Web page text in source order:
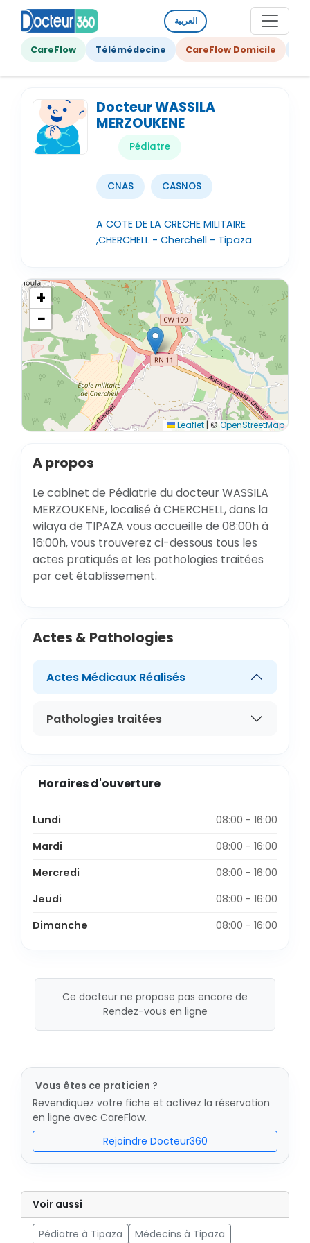
العربية
CareFlow Télémédecine CareFlow Domicile
Docteur WASSILA
MERZOUKENE
Pédiatre
CNAS CASNOS
A COTE DE LA CRECHE MILITAIRE
,CHERCHELL - Cherchell - Tipaza
+
−
Leaflet | © OpenStreetMap
A propos
Le cabinet de Pédiatrie du docteur WASSILA
MERZOUKENE, localisé à CHERCHELL, dans la
wilaya de TIPAZA vous accueille de 08:00h à
16:00h, vous trouverez ci-dessous tous les
actes pratiqués et les pathologies traitées
par cet établissement.
Actes & Pathologies
Actes Médicaux Réalisés
Pathologies traitées
Horaires d'ouverture
Lundi
08:00 - 16:00
Mardi
08:00 - 16:00
Mercredi
08:00 - 16:00
Jeudi
08:00 - 16:00
Dimanche
08:00 - 16:00
Ce docteur ne propose pas encore de
Rendez-vous en ligne
Vous êtes ce praticien ?
Revendiquez votre fiche et activez la réservation
en ligne avec CareFlow.
Rejoindre Docteur360
Voir aussi
Pédiatre à Tipaza Médecins à Tipaza